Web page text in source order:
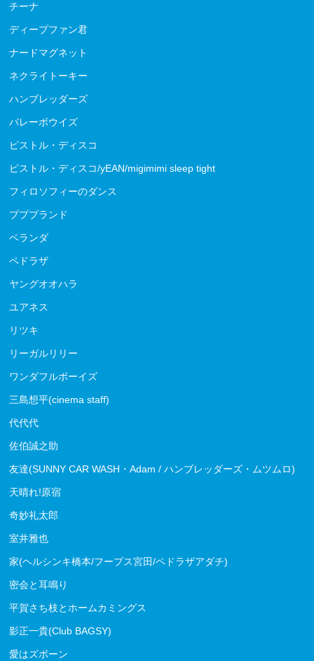
チーナ
ディープファン君
ナードマグネット
ネクライトーキー
ハンブレッダーズ
バレーボウイズ
ピストル・ディスコ
ピストル・ディスコ/yEAN/migimimi sleep tight
フィロソフィーのダンス
プププランド
ベランダ
ペドラザ
ヤングオオハラ
ユアネス
リツキ
リーガルリリー
ワンダフルボーイズ
三島想平(cinema staff)
代代代
佐伯誠之助
友達(SUNNY CAR WASH・Adam / ハンブレッダーズ・ムツムロ)
天晴れ!原宿
奇妙礼太郎
室井雅也
家(ヘルシンキ橋本/フープス宮田/ペドラザアダチ)
密会と耳鳴り
平賀さち枝とホームカミングス
影正一貴(Club BAGSY)
愛はズボーン